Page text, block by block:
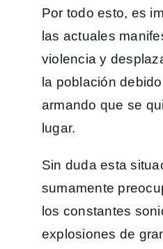
Por todo esto, es
las actuales
violencia y
la población
armando que se
lugar.
Sin duda esta
sumamente
los constantes
explosiones de